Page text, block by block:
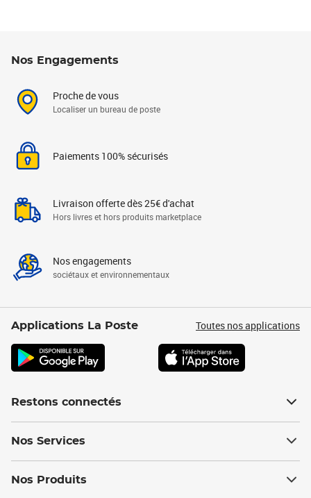
Nos Engagements
Proche de vous
Localiser un bureau de poste
Paiements 100% sécurisés
Livraison offerte dès 25€ d'achat
Hors livres et hors produits marketplace
Nos engagements
sociétaux et environnementaux
Applications La Poste Toutes nos applications
Restons connectés
Nos Services
Nos Produits